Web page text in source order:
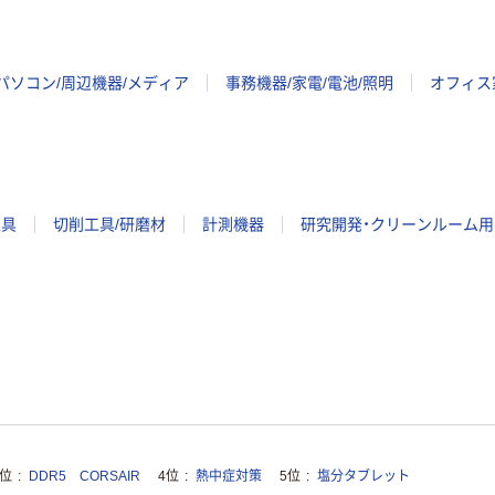
ソコン/周辺機器/メディア 事務機器/家電/電池/照明 オフィ
切削工具/研磨材 計測機器 研究開発・クリーンルーム
DDR5 CORSAIR 4位 熱中症対策 5位 塩分タブレット